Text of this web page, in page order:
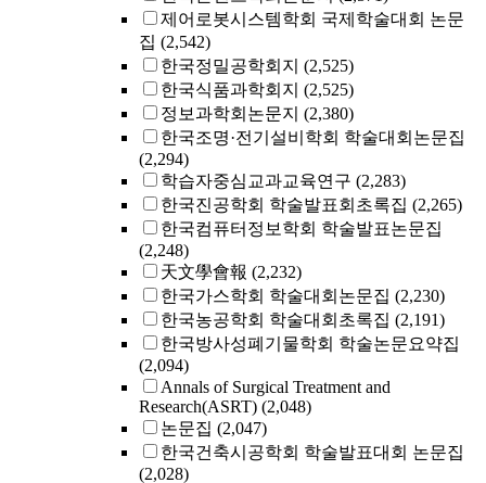
제어로봇시스템학회 국제학술대회 논문
집 (2,542)
한국정밀공학회지 (2,525)
한국식품과학회지 (2,525)
정보과학회논문지 (2,380)
한국조명·전기설비학회 학술대회논문집
(2,294)
학습자중심교과교육연구 (2,283)
한국진공학회 학술발표회초록집 (2,265)
한국컴퓨터정보학회 학술발표논문집
(2,248)
天文學會報 (2,232)
한국가스학회 학술대회논문집 (2,230)
한국농공학회 학술대회초록집 (2,191)
한국방사성폐기물학회 학술논문요약집
(2,094)
Annals of Surgical Treatment and
Research(ASRT) (2,048)
논문집 (2,047)
한국건축시공학회 학술발표대회 논문집
(2,028)